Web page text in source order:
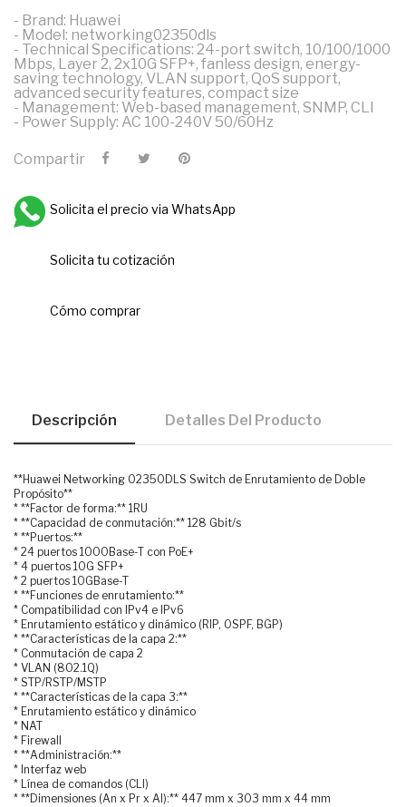
- Brand: Huawei
- Model: networking02350dls
- Technical Specifications: 24-port switch, 10/100/1000
Mbps, Layer 2, 2x10G SFP+, fanless design, energy-
saving technology, VLAN support, QoS support,
advanced security features, compact size
- Management: Web-based management, SNMP, CLI
- Power Supply: AC 100-240V 50/60Hz
Compartir
Solicita el precio via WhatsApp
Solicita tu cotización
Cómo comprar
Descripción Detalles Del Producto
**Huawei Networking 02350DLS Switch de Enrutamiento de Doble
Propósito**
* **Factor de forma:** 1RU
* **Capacidad de conmutación:** 128 Gbit/s
* **Puertos:**
* 24 puertos 1000Base-T con PoE+
* 4 puertos 10G SFP+
* 2 puertos 10GBase-T
* **Funciones de enrutamiento:**
* Compatibilidad con IPv4 e IPv6
* Enrutamiento estático y dinámico (RIP, OSPF, BGP)
* **Características de la capa 2:**
* Conmutación de capa 2
* VLAN (802.1Q)
* STP/RSTP/MSTP
* **Características de la capa 3:**
* Enrutamiento estático y dinámico
* NAT
* Firewall
* **Administración:**
* Interfaz web
* Línea de comandos (CLI)
* **Dimensiones (An x Pr x Al):** 447 mm x 303 mm x 44 mm